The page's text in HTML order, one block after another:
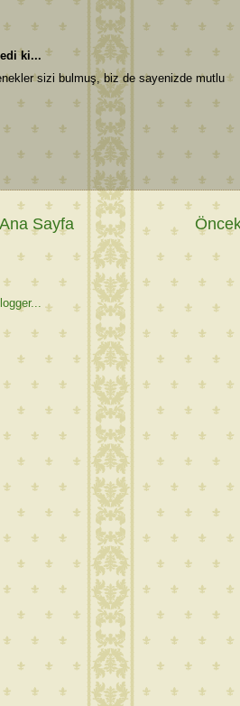
ki...
sizi bulmuş, biz de sayenizde mutlu
Ana Sayfa